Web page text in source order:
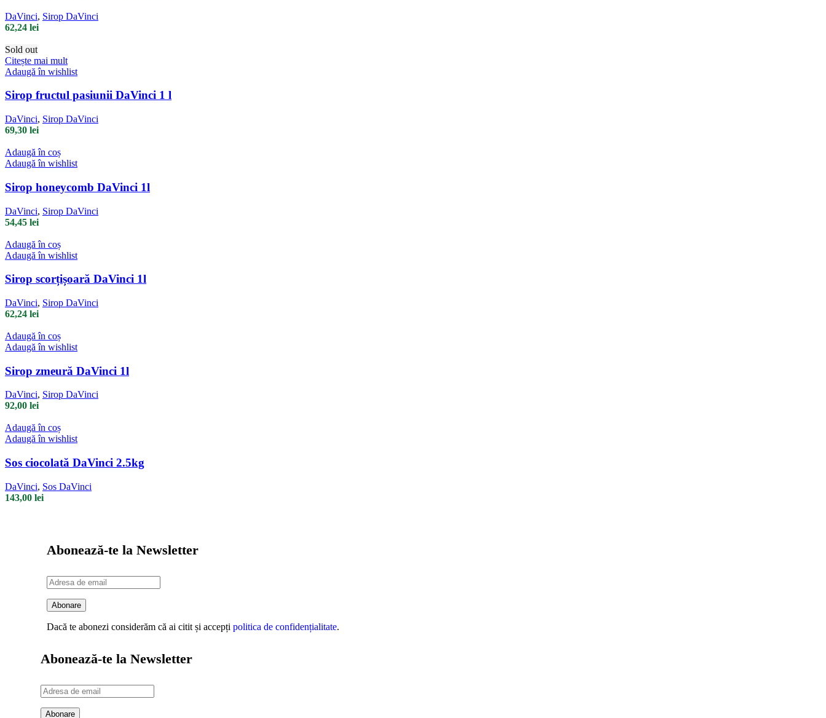
DaVinci, Sirop DaVinci
62,24 lei
Sold out
Citește mai mult
Adaugă în wishlist
Sirop fructul pasiunii DaVinci 1 l
DaVinci, Sirop DaVinci
69,30 lei
Adaugă în coș
Adaugă în wishlist
Sirop honeycomb DaVinci 1l
DaVinci, Sirop DaVinci
54,45 lei
Adaugă în coș
Adaugă în wishlist
Sirop scorțișoară DaVinci 1l
DaVinci, Sirop DaVinci
62,24 lei
Adaugă în coș
Adaugă în wishlist
Sirop zmeură DaVinci 1l
DaVinci, Sirop DaVinci
92,00 lei
Adaugă în coș
Adaugă în wishlist
Sos ciocolată DaVinci 2.5kg
DaVinci, Sos DaVinci
143,00 lei
Abonează-te la Newsletter
Dacă te abonezi considerăm că ai citit și accepți politica de confidențialitate.
Abonează-te la Newsletter